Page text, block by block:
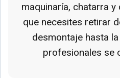
maquinaría, chatarra
que necesites retirar
desmontaje hasta
profesionales se